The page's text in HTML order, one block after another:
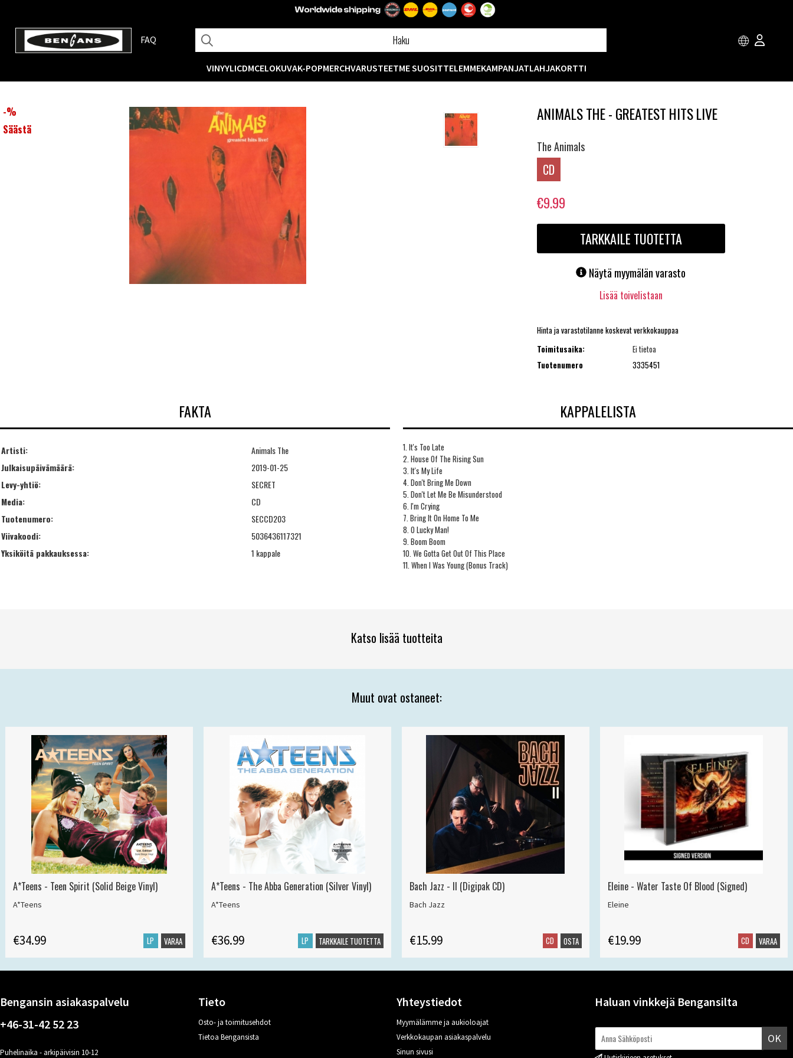
FAQ
VINYYLICDMCELOKUVAK-POPMERCHVARUSTEETME SUOSITTELEMMEKAMPANJATLAHJAKORTTI
-%
Säästä
ANIMALS THE - GREATEST HITS LIVE
The Animals
CD
€9.99
TARKKAILE TUOTETTA
Näytä myymälän varasto
Lisää toivelistaan
Hinta ja varastotilanne koskevat verkkokauppaa
Toimitusaika:
Ei tietoa
Tuotenumero
3335451
FAKTA
Artisti:
Animals The
Julkaisupäivämäärä:
2019-01-25
Levy-yhtiö:
SECRET
Media:
CD
Tuotenumero:
SECCD203
Viivakoodi:
5036436117321
Yksiköitä pakkauksessa:
1 kappale
KAPPALELISTA
1. It's Too Late
2. House Of The Rising Sun
3. It's My Life
4. Don't Bring Me Down
5. Don't Let Me Be Misunderstood
6. I'm Crying
7. Bring It On Home To Me
8. O Lucky Man!
9. Boom Boom
10. We Gotta Get Out Of This Place
11. When I Was Young (Bonus Track)
Katso lisää tuotteita
Muut ovat ostaneet:
A*Teens - Teen Spirit (Solid Beige Vinyl)
A*Teens
€34.99 LP VARAA
A*Teens - The Abba Generation (Silver Vinyl)
A*Teens
€36.99 LP TARKKAILE TUOTETTA
Bach Jazz - II (Digipak CD)
Bach Jazz
€15.99 CD OSTA
Eleine - Water Taste Of Blood (Signed)
Eleine
€19.99 CD VARAA
Bengansin asiakaspalvelu
+46-31-42 52 23
Puhelinaika - arkipäivisin 10-12
Tieto
Osto- ja toimitusehdot
Tietoa Bengansista
Yhteystiedot
Myymälämme ja aukioloajat
Verkkokaupan asiakaspalvelu
Sinun sivusi
Haluan vinkkejä Bengansilta
OK